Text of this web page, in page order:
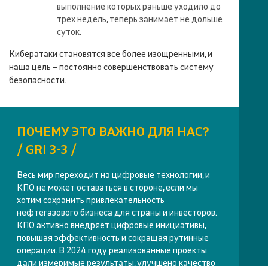
выполнение которых раньше уходило до
трех недель, теперь занимает не дольше
суток.
Кибератаки становятся все более изощренными, и
наша цель – постоянно совершенствовать систему
безопасности.
ПОЧЕМУ ЭТО ВАЖНО ДЛЯ НАС?
/ GRI 3-3 /
Весь мир переходит на цифровые технологии, и
КПО не может оставаться в стороне, если мы
хотим сохранить привлекательность
нефтегазового бизнеса для страны и инвесторов.
КПО активно внедряет цифровые инициативы,
повышая эффективность и сокращая рутинные
операции. В 2024 году реализованные проекты
дали измеримые результаты, улучшено качество